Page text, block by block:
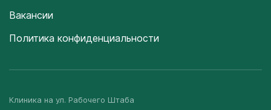
Вакансии
Политика конфиденциальности
Клиника на ул. Рабочего Штаба